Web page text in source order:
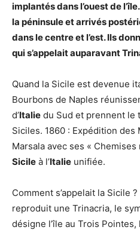
implantés dans l’ouest de
la péninsule et arrivés
dans le centre et l’est. Ils
quis’appelaitauparavant
Quand la Sicile est devenue
Bourbons de Naples
d’Italie du Sud et prennent le
Siciles. 1860 : Expédition
Marsala avec ses «
Sicile à l’Italie unifiée.
Comment s’appelait la Sicile
reproduit une Trinacria, le
désigne l’île au Trois